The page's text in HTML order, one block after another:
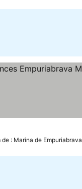
de : Marina de Empuriabrava